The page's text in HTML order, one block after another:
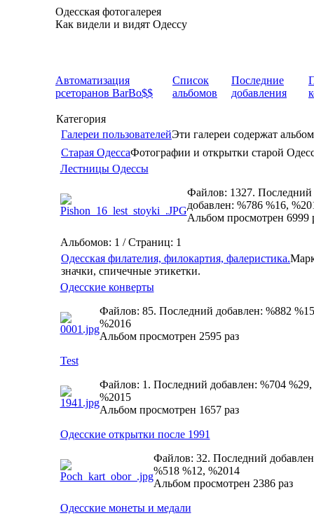
Одесская фотогалерея
Как видели и видят Одессу
Автоматизация
рсеторанов BarBo$$
Список
альбомов
Последние
добавления
Категория
Галереи пользователейЭти галереи содержат
Старая ОдессаФотографии и открытки старой
Лестницы Одессы
Файлов: 1327. Последний
добавлен: %786 %16,
Альбом просмотрен 6999
Альбомов: 1 / Страниц: 1
Одесская филателия, филокартия, фалеристика.
значки, спичечные этикетки.
Одесские конверты
Файлов: 85. Последний добавлен: %882
%2016
Альбом просмотрен 2595 раз
Test
Файлов: 1. Последний добавлен: %704 %29,
%2015
Альбом просмотрен 1657 раз
Одесские открытки после 1991
Файлов: 32. Последний
%518 %12, %2014
Альбом просмотрен 2386 раз
Одесские монеты и медали